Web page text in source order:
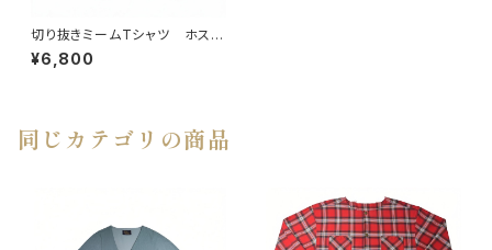
切り抜きミームTシャツ ホスト
に奢ってもらおう
¥6,800
同じカテゴリの商品